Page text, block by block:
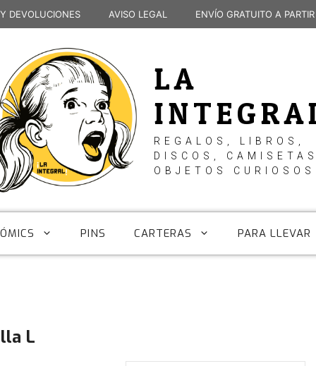
DEVOLUCIONES AVISO LEGAL ENVÍO GRATUITO A
LA
REGALOS, LIBROS,
DISCOS,
OBJETOS CURIOSOS
PINS CARTERAS PARA LLEVAR
L